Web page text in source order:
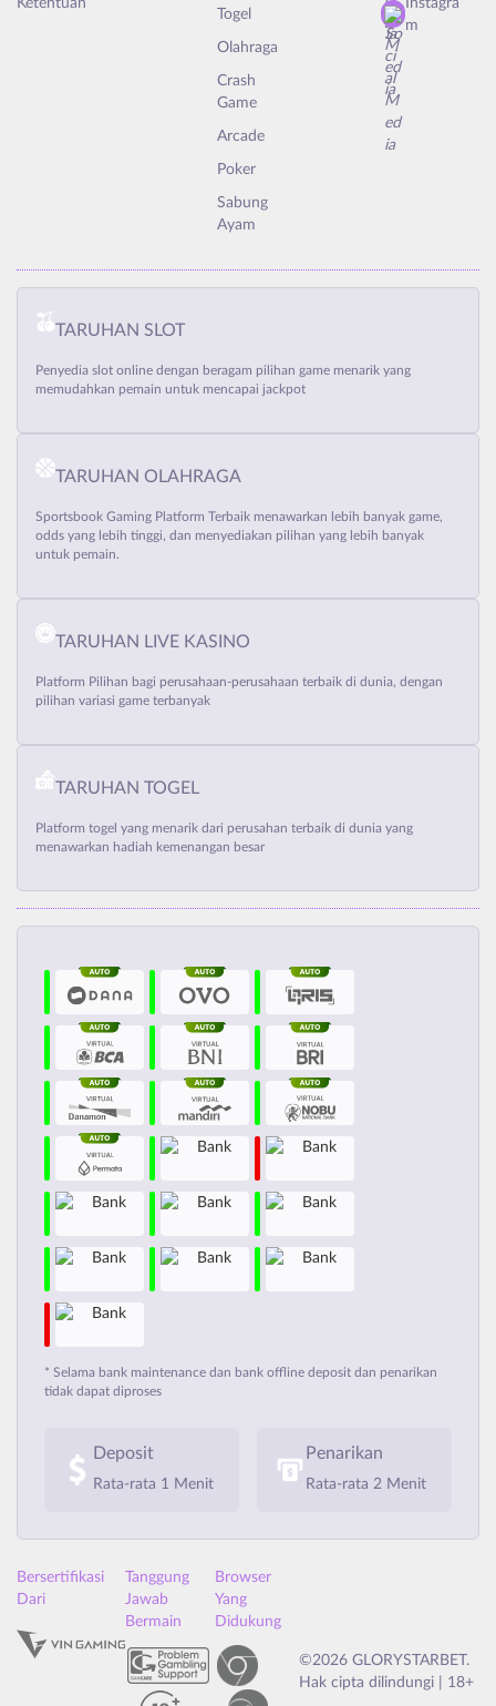
Ketentuan
Togel
Olahraga
Crash
Game
Arcade
Poker
Sabung
Ayam
Instagra
m
TARUHAN SLOT
Penyedia slot online dengan beragam pilihan game menarik yang
memudahkan pemain untuk mencapai jackpot
TARUHAN OLAHRAGA
Sportsbook Gaming Platform Terbaik menawarkan lebih banyak game,
odds yang lebih tinggi, dan menyediakan pilihan yang lebih banyak
untuk pemain.
TARUHAN LIVE KASINO
Platform Pilihan bagi perusahaan-perusahaan terbaik di dunia, dengan
pilihan variasi game terbanyak
TARUHAN TOGEL
Platform togel yang menarik dari perusahan terbaik di dunia yang
menawarkan hadiah kemenangan besar
* Selama bank maintenance dan bank offline deposit dan penarikan
tidak dapat diproses
Deposit
Rata-rata 1 Menit
Penarikan
Rata-rata 2 Menit
Bersertifikasi
Dari
Tanggung
Jawab
Bermain
Browser
Yang
Didukung
©2026 GLORYSTARBET.
Hak cipta dilindungi | 18+